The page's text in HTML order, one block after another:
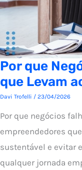
Por que
que Levam
Davi Trofelli / 23/04/2026
Por que negócios
empreendedores
sustentável e evitar
qualquer jornada